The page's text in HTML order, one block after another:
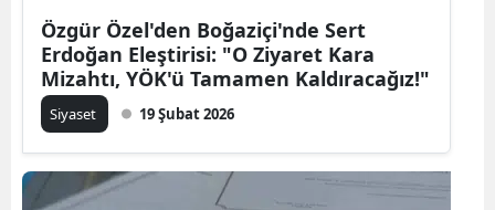
Özgür Özel'den Boğaziçi'nde Sert
Erdoğan Eleştirisi: "O Ziyaret Kara
Mizahtı, YÖK'ü Tamamen Kaldıracağız!"
Siyaset 19 Şubat 2026